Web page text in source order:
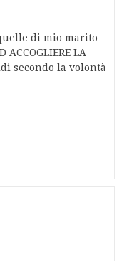
di mio marito
LA
secondo la volontà